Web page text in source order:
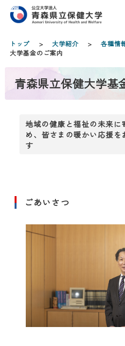
トップ > 大学紹介 >各種情
大学基金のご案内
青森県立保健大学基
地域の健康と福祉の未来に
め、 皆さまの暖かい応援を
す
ごあいさつ